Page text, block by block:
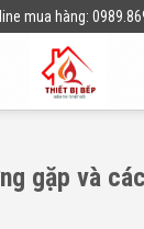
mua hàng:
gặp và